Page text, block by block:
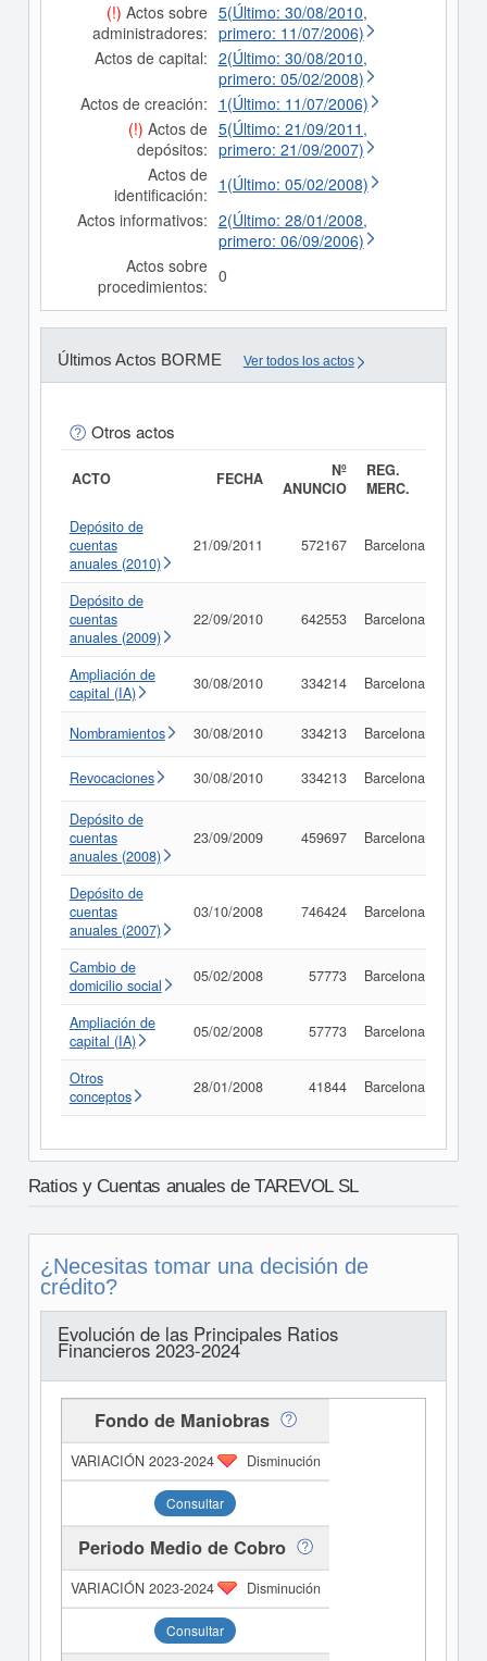
(!) Actos sobre
administradores:
5(Último: 30/08/2010,
primero: 11/07/2006)
Actos de capital: 2(Último: 30/08/2010,
primero: 05/02/2008)
Actos de creación: 1(Último: 11/07/2006)
(!) Actos de
depósitos:
5(Último: 21/09/2011,
primero: 21/09/2007)
Actos de
identificación: 1(Último: 05/02/2008)
Actos informativos: 2(Último: 28/01/2008,
primero: 06/09/2006)
Actos sobre
procedimientos: 0
Últimos Actos BORME Ver todos los actos
Otros actos
ACTO FECHA
Nº
ANUNCIO
REG.
MERC.
Depósito de
cuentas
anuales (2010)
21/09/2011 572167 Barcelona
Depósito de
cuentas
anuales (2009)
22/09/2010 642553 Barcelona
Ampliación de
capital (IA)
30/08/2010 334214 Barcelona
Nombramientos 30/08/2010 334213 Barcelona
Revocaciones 30/08/2010 334213 Barcelona
Depósito de
cuentas
anuales (2008)
23/09/2009 459697 Barcelona
Depósito de
cuentas
anuales (2007)
03/10/2008 746424 Barcelona
Cambio de
domicilio social
05/02/2008 57773 Barcelona
Ampliación de
capital (IA)
05/02/2008 57773 Barcelona
Otros
conceptos
28/01/2008 41844 Barcelona
Ratios y Cuentas anuales de TAREVOL SL
¿Necesitas tomar una decisión de
crédito?
Evolución de las Principales Ratios
Financieros 2023-2024
Fondo de Maniobras
Disminución
Consultar
Periodo Medio de Cobro
Disminución
Consultar